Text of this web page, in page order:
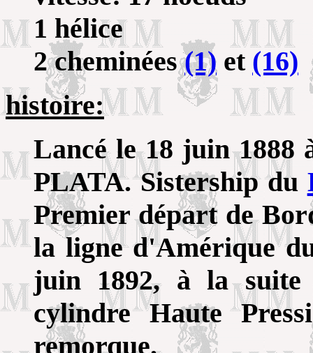
1 hélice
2 cheminées(1)et (16)
histoire:
Lancé le 18 juin 1888
PLATA. Sistership du
Premier départ de
la ligne d'Amérique
juin 1892, à la
cylindre Haute
remorque.